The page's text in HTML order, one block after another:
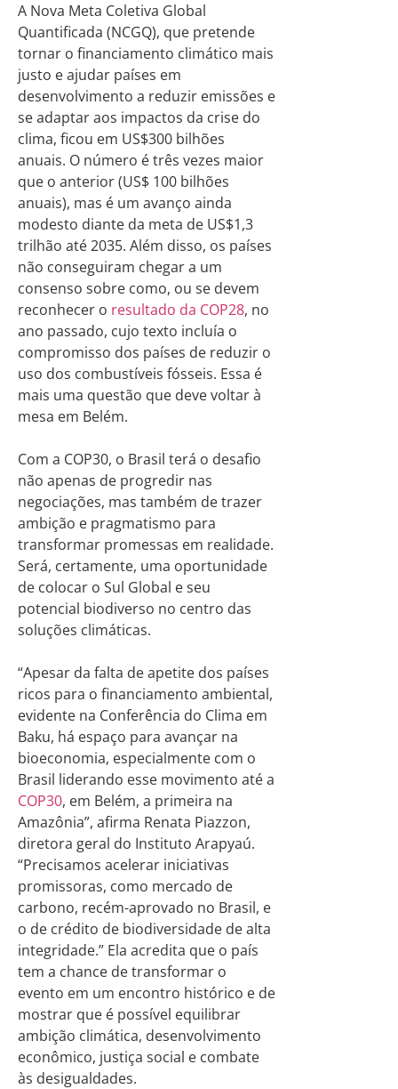
A Nova Meta Coletiva Global
Quantificada (NCGQ), que pretende
tornar o financiamento climático mais
justo e ajudar países em
desenvolvimento a reduzir emissões e
se adaptar aos impactos da crise do
clima, ficou em US$300 bilhões
anuais. O número é três vezes maior
que o anterior (US$ 100 bilhões
anuais), mas é um avanço ainda
modesto diante da meta de US$1,3
trilhão até 2035. Além disso, os países
não conseguiram chegar a um
consenso sobre como, ou se devem
reconhecer o resultado da COP28, no
ano passado, cujo texto incluía o
compromisso dos países de reduzir o
uso dos combustíveis fósseis. Essa é
mais uma questão que deve voltar à
mesa em Belém.
Com a COP30, o Brasil terá o desafio
não apenas de progredir nas
negociações, mas também de trazer
ambição e pragmatismo para
transformar promessas em realidade.
Será, certamente, uma oportunidade
de colocar o Sul Global e seu
potencial biodiverso no centro das
soluções climáticas.
“Apesar da falta de apetite dos países
ricos para o financiamento ambiental,
evidente na Conferência do Clima em
Baku, há espaço para avançar na
bioeconomia, especialmente com o
Brasil liderando esse movimento até a
COP30, em Belém, a primeira na
Amazônia”, afirma Renata Piazzon,
diretora geral do Instituto Arapyaú.
“Precisamos acelerar iniciativas
promissoras, como mercado de
carbono, recém-aprovado no Brasil, e
o de crédito de biodiversidade de alta
integridade.” Ela acredita que o país
tem a chance de transformar o
evento em um encontro histórico e de
mostrar que é possível equilibrar
ambição climática, desenvolvimento
econômico, justiça social e combate
às desigualdades.